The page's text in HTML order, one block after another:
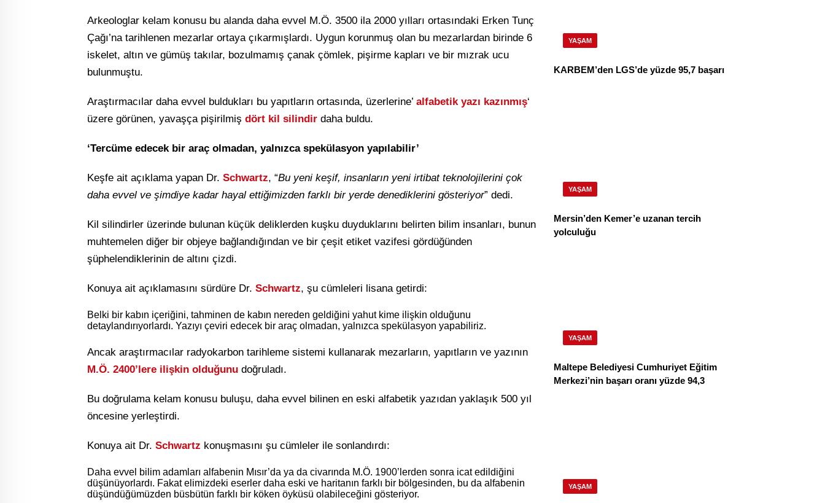
Arkeologlar kelam konusu bu alanda daha evvel M.Ö. 3500 ila 2000 yılları ortasındaki Erken Tunç
Çağı’na tarihlenen mezarlar ortaya çıkarmışlardı. Uygun korunmuş olan bu mezarlardan birinde 6
iskelet, altın ve gümüş takılar, bozulmamış çanak çömlek, pişirme kapları ve bir mızrak ucu
bulunmuştu.
Araştırmacılar daha evvel buldukları bu yapıtların ortasında, üzerlerine’ alfabetik yazı kazınmış‘
üzere görünen, yavaşça pişirilmiş dört kil silindir daha buldu.
‘Tercüme edecek bir araç olmadan, yalnızca spekülasyon yapılabilir’
Keşfe ait açıklama yapan Dr. Schwartz, “Bu yeni keşif, insanların yeni irtibat teknolojilerini çok
daha evvel ve şimdiye kadar hayal ettiğimizden farklı bir yerde denediklerini gösteriyor” dedi.
Kil silindirler üzerinde bulunan küçük deliklerden kuşku duyduklarını belirten bilim insanları, bunun
muhtemelen diğer bir objeye bağlandığından ve bir çeşit etiket vazifesi gördüğünden
şüphelendiklerinin de altını çizdi.
Konuya ait açıklamasını sürdüre Dr. Schwartz, şu cümleleri lisana getirdi:
Belki bir kabın içeriğini, tahminen de kabın nereden geldiğini yahut kime ilişkin olduğunu
detaylandırıyorlardı. Yazıyı çeviri edecek bir araç olmadan, yalnızca spekülasyon yapabiliriz.
Ancak araştırmacılar radyokarbon tarihleme sistemi kullanarak mezarların, yapıtların ve yazının
M.Ö. 2400’lere ilişkin olduğunu doğruladı.
Bu doğrulama kelam konusu buluşu, daha evvel bilinen en eski alfabetik yazıdan yaklaşık 500 yıl
öncesine yerleştirdi.
Konuya ait Dr. Schwartz konuşmasını şu cümleler ile sonlandırdı:
Daha evvel bilim adamları alfabenin Mısır’da ya da civarında M.Ö. 1900’lerden sonra icat edildiğini
düşünüyorlardı. Fakat elimizdeki eserler daha eski ve haritanın farklı bir bölgesinden, bu da alfabenin
düşündüğümüzden büsbütün farklı bir köken öyküsü olabileceğini gösteriyor.
YAŞAM
KARBEM’den LGS’de yüzde 95,7 başarı
YAŞAM
Mersin’den Kemer’e uzanan tercih
yolculuğu
YAŞAM
Maltepe Belediyesi Cumhuriyet Eğitim
Merkezi’nin başarı oranı yüzde 94,3
YAŞAM